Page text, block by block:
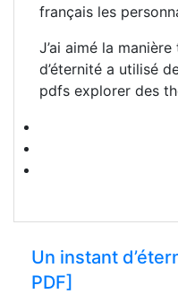
français les
J’ai aimé la
d’éternité a utilisé
pdfs explorer des
Un instant
PDF]